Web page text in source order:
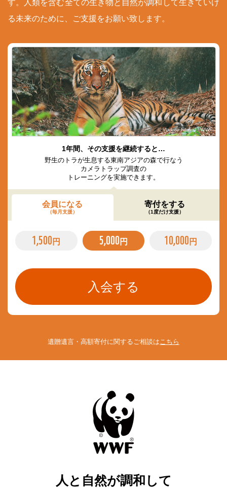
す。人類を含む全ての生き物と自然が調和して生きていけ
る未来のために、ご支援をお願い致します。
© Vladimir Filonov / WWF
1年間、その支援を継続すると…
野生のトラが生息する東南アジアの森で行なう
カメラトラップ調査の
トレーニングを実施できます。
会員になる
（毎月支援）
寄付をする
（1度だけ支援）
1,500 円 5,000 円 10,000 円
遺贈遺言・高額寄付に関するご相談はこちら
人と自然が調和して